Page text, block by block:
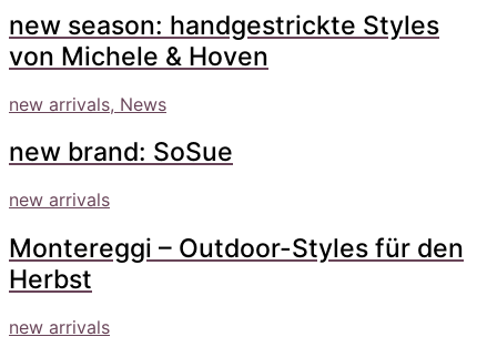
new season: handgestrickte Styles
von Michele & Hoven
new arrivals, News
new brand: SoSue
new arrivals
Montereggi – Outdoor-Styles für den
Herbst
new arrivals